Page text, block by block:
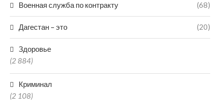
Военная служба по контракту (68)
Дагестан – это (20)
Здоровье
(2 884)
Криминал
(2 108)